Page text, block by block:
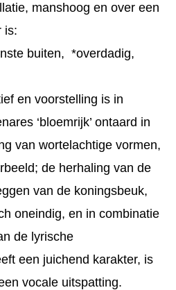
manshoog en over een
is:
buiten, *overdadig,
en voorstelling is in
‘bloemrijk’ ontaard in
van wortelachtige vormen,
de herhaling van de
van de koningsbeuk,
oneindig, en in combinatie
de lyrische
een juichend karakter, is
vocale uitspatting.